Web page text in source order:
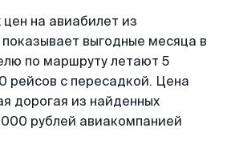
на авиабилет из
выгодные месяца в
по маршруту летают 5
рейсов с пересадкой. Цена
дорогая из найденных
рублей авиакомпанией